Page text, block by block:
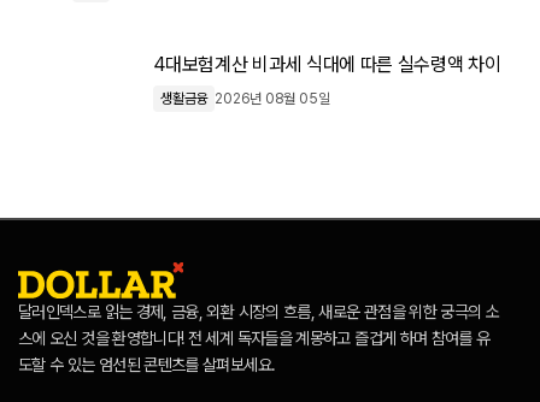
4대보험계산 비과세 식대에 따른 실수령액 차이
생활금융 2026년 08월 05일
달러인덱스로 읽는 경제, 금융, 외환 시장의 흐름, 새로운 관점을 위한 궁극의 소
스에 오신 것을 환영합니다! 전 세계 독자들을 계몽하고 즐겁게 하며 참여를 유
도할 수 있는 엄선된 콘텐츠를 살펴보세요.